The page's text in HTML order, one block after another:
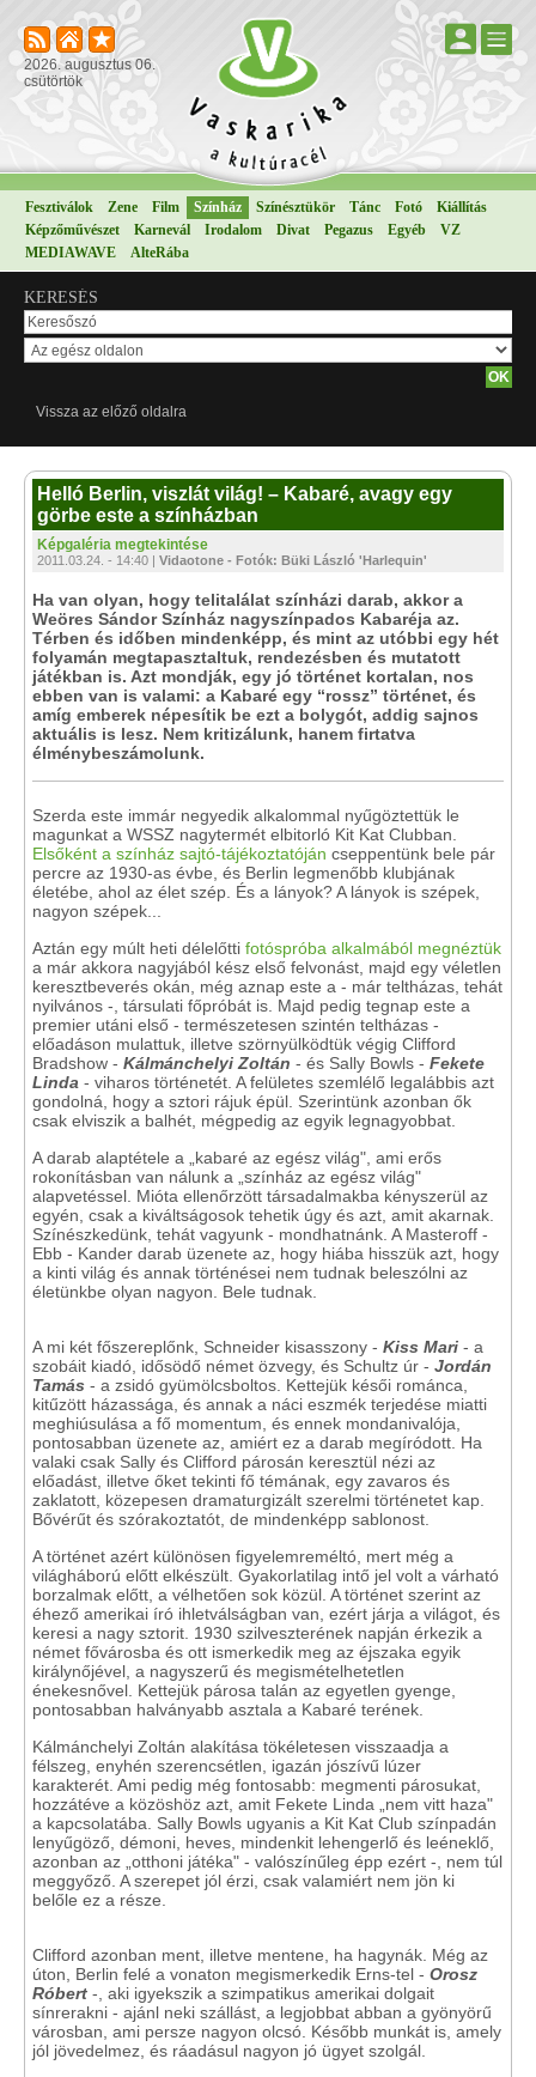
2026. augusztus 06.
csütörtök
Fesztiválok Zene Film Színház Színésztükör Tánc Fotó
Kiállítás
Képzőművészet
Karnevál Irodalom Divat Pegazus Egyéb
VZ
MEDIAWAVE
AlteRába
KERESÉS
Vissza az előző oldalra
Helló Berlin, viszlát világ! – Kabaré, avagy egy
görbe este a színházban
Képgaléria megtekintése
2011.03.24. - 14:40 | Vidaotone - Fotók: Büki László 'Harlequin'
Ha van olyan, hogy telitalálat színházi darab, akkor a
Weöres Sándor Színház nagyszínpados Kabaréja az.
Térben és időben mindenképp, és mint az utóbbi egy hét
folyamán megtapasztaltuk, rendezésben és mutatott
játékban is. Azt mondják, egy jó történet kortalan, nos
ebben van is valami: a Kabaré egy “rossz” történet, és
amíg emberek népesítik be ezt a bolygót, addig sajnos
aktuális is lesz. Nem kritizálunk, hanem firtatva
élménybeszámolunk.
Szerda este immár negyedik alkalommal nyűgöztettük le
magunkat a WSSZ nagytermét elbitorló Kit Kat Clubban.
Elsőként a színház sajtó-tájékoztatóján cseppentünk bele pár
percre az 1930-as évbe, és Berlin legmenőbb klubjának
életébe, ahol az élet szép. És a lányok? A lányok is szépek,
nagyon szépek...
Aztán egy múlt heti délelőtti fotóspróba alkalmából megnéztük
a már akkora nagyjából kész első felvonást, majd egy véletlen
keresztbeverés okán, még aznap este a - már teltházas, tehát
nyilvános -, társulati főpróbát is. Majd pedig tegnap este a
premier utáni első - természetesen szintén teltházas -
előadáson mulattuk, illetve szörnyülködtük végig Clifford
Bradshow - Kálmánchelyi Zoltán - és Sally Bowls - Fekete
Linda - viharos történetét. A felületes szemlélő legalábbis azt
gondolná, hogy a sztori rájuk épül. Szerintünk azonban ők
csak elviszik a balhét, mégpedig az egyik legnagyobbat.
A darab alaptétele a „kabaré az egész világ", ami erős
rokonításban van nálunk a „színház az egész világ"
alapvetéssel. Mióta ellenőrzött társadalmakba kényszerül az
egyén, csak a kiváltságosok tehetik úgy és azt, amit akarnak.
Színészkedünk, tehát vagyunk - mondhatnánk. A Masteroff -
Ebb - Kander darab üzenete az, hogy hiába hisszük azt, hogy
a kinti világ és annak történései nem tudnak beleszólni az
életünkbe olyan nagyon. Bele tudnak.
A mi két főszereplőnk, Schneider kisasszony - Kiss Mari - a
szobáit kiadó, idősödő német özvegy, és Schultz úr - Jordán
Tamás - a zsidó gyümölcsboltos. Kettejük késői románca,
kitűzött házassága, és annak a náci eszmék terjedése miatti
meghiúsulása a fő momentum, és ennek mondanivalója,
pontosabban üzenete az, amiért ez a darab megíródott. Ha
valaki csak Sally és Clifford párosán keresztül nézi az
előadást, illetve őket tekinti fő témának, egy zavaros és
zaklatott, közepesen dramaturgizált szerelmi történetet kap.
Bővérűt és szórakoztatót, de mindenképp sablonost.
A történet azért különösen figyelemreméltó, mert még a
világháború előtt elkészült. Gyakorlatilag intő jel volt a várható
borzalmak előtt, a vélhetően sok közül. A történet szerint az
éhező amerikai író ihletválságban van, ezért járja a világot, és
keresi a nagy sztorit. 1930 szilveszterének napján érkezik a
német fővárosba és ott ismerkedik meg az éjszaka egyik
királynőjével, a nagyszerű és megismételhetetlen
énekesnővel. Kettejük párosa talán az egyetlen gyenge,
pontosabban halványabb asztala a Kabaré terének.
Kálmánchelyi Zoltán alakítása tökéletesen visszaadja a
félszeg, enyhén szerencsétlen, igazán jószívű lúzer
karakterét. Ami pedig még fontosabb: megmenti párosukat,
hozzátéve a közöshöz azt, amit Fekete Linda „nem vitt haza"
a kapcsolatába. Sally Bowls ugyanis a Kit Kat Club színpadán
lenyűgöző, démoni, heves, mindenkit lehengerlő és leéneklő,
azonban az „otthoni játéka" - valószínűleg épp ezért -, nem túl
meggyőző. A szerepet jól érzi, csak valamiért nem jön ki
belőle ez a része.
Clifford azonban ment, illetve mentene, ha hagynák. Még az
úton, Berlin felé a vonaton megismerkedik Erns-tel - Orosz
Róbert -, aki igyekszik a szimpatikus amerikai dolgait
sínrerakni - ajánl neki szállást, a legjobbat abban a gyönyörű
városban, ami persze nagyon olcsó. Később munkát is, amely
jól jövedelmez, és ráadásul nagyon jó ügyet szolgál.